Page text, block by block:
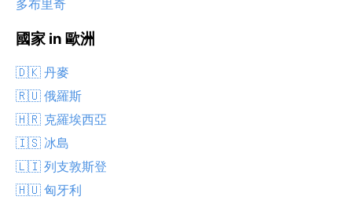
多布里奇
國家 in 歐洲
🇩🇰 丹麥
🇷🇺 俄羅斯
🇭🇷 克羅埃西亞
🇮🇸 冰島
🇱🇮 列支敦斯登
🇭🇺 匈牙利